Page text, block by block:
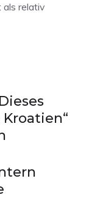
relativ